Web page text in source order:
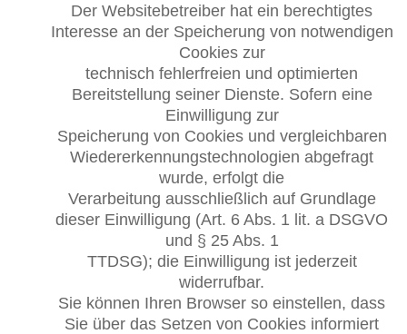
Der Websitebetreiber hat ein berechtigtes
Interesse an der Speicherung von notwendigen
Cookies zur
technisch fehlerfreien und optimierten
Bereitstellung seiner Dienste. Sofern eine
Einwilligung zur
Speicherung von Cookies und vergleichbaren
Wiedererkennungstechnologien abgefragt
wurde, erfolgt die
Verarbeitung ausschließlich auf Grundlage
dieser Einwilligung (Art. 6 Abs. 1 lit. a DSGVO
und § 25 Abs. 1
TTDSG); die Einwilligung ist jederzeit
widerrufbar.
Sie können Ihren Browser so einstellen, dass
Sie über das Setzen von Cookies informiert